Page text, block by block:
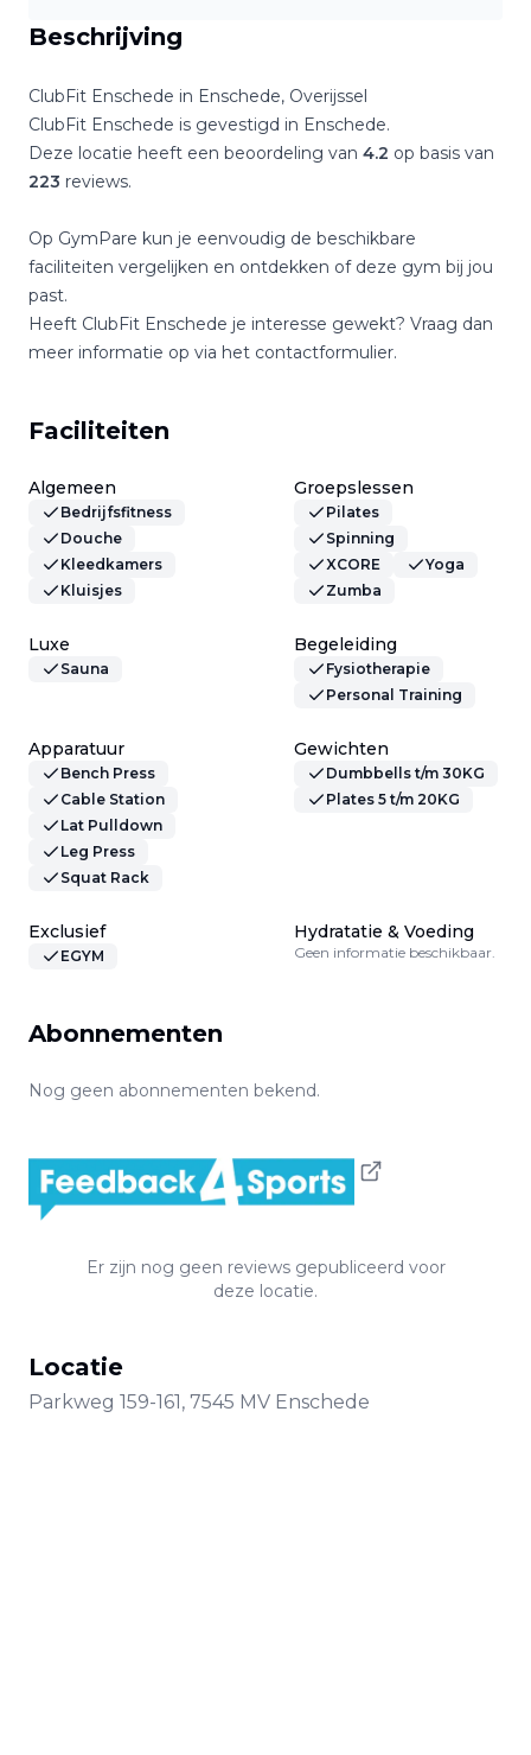
Beschrijving
ClubFit Enschede in Enschede, Overijssel
ClubFit Enschede is gevestigd in Enschede.
Deze locatie heeft een beoordeling van 4.2 op basis van
223 reviews.
Op GymPare kun je eenvoudig de beschikbare
faciliteiten vergelijken en ontdekken of deze gym bij jou
past.
Heeft ClubFit Enschede je interesse gewekt? Vraag dan
meer informatie op via het contactformulier.
Faciliteiten
Algemeen
Bedrijfsfitness
Douche
Kleedkamers
Kluisjes
Groepslessen
Pilates
Spinning
XCORE
Yoga
Zumba
Luxe
Sauna
Begeleiding
Fysiotherapie
Personal Training
Apparatuur
Bench Press
Cable Station
Lat Pulldown
Leg Press
Squat Rack
Gewichten
Dumbbells t/m 30KG
Plates 5 t/m 20KG
Exclusief
EGYM
Hydratatie & Voeding
Geen informatie beschikbaar.
Abonnementen
Nog geen abonnementen bekend.
Er zijn nog geen reviews gepubliceerd voor
deze locatie.
Locatie
Parkweg 159-161, 7545 MV Enschede